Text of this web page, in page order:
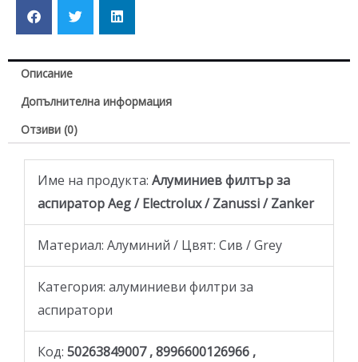
Описание
Допълнителна информация
Отзиви (0)
Име на продукта: Алуминиев филтър за
аспиратор Aeg / Electrolux / Zanussi / Zanker
Материал: Алуминий / Цвят: Сив / Grey
Категория: aлуминиеви филтри за
аспиратори
Код: 50263849007 , 8996600126966 ,